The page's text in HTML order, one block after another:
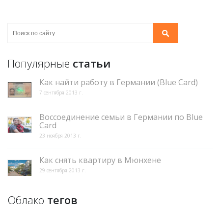
Популярные статьи
Как найти работу в Германии (Blue Card)
7 сентября 2013 г.
Воссоединение семьи в Германии по Blue
Card
23 ноября 2013 г.
Как снять квартиру в Мюнхене
29 сентября 2013 г.
Облако тегов